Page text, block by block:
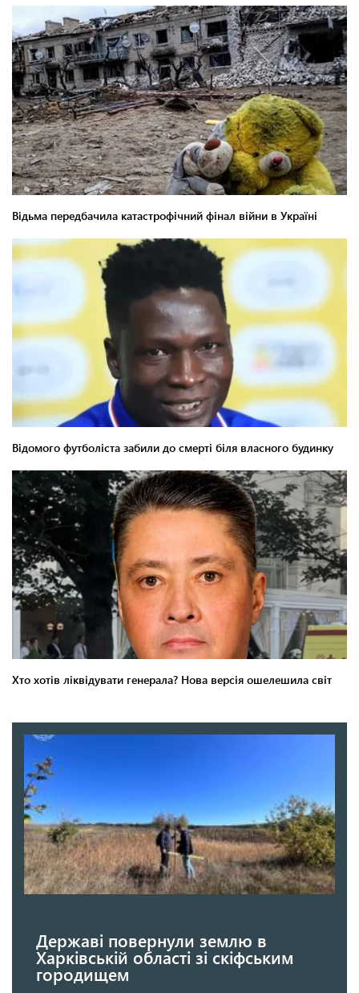
Державі повернули землю в
Харківській області зі скіфським
городищем